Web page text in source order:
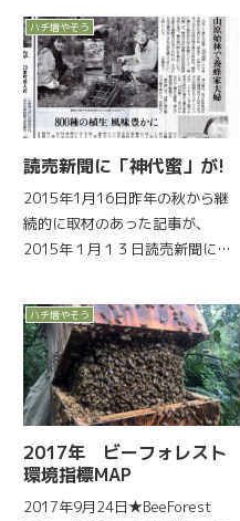
つくる会」ビーフォレスト・クラ
ブでは、大和ミツバチ（ニホンミ
ツバチ）が棲めるように森に巣箱
を置く活動をしています。そ...
ハチ増やそう
読売新聞に「神代蜜」が!
2015年1月16日昨年の秋から継
続的に取材のあった記事が、
2015年１月１３日読売新聞に載
昨年秋から奈良春日大社の「祝式
年造替」として、観月自然農園
〈大和ミツバチ研究所〉の「神代
蜜」を春日大社公式の記念品と
し...
ハチ増やそう
2017年 ビーフォレスト
環境指標MAP
2017年9月24日★BeeForest